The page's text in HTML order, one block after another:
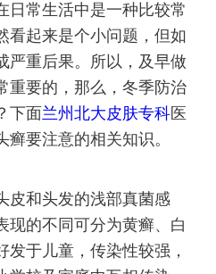
日常生活中是一种比较常
看起来是个小问题，但如
严重后果。所以，及早做
重要的，那么，冬季防治
下面兰州北大皮肤专科医
要注意的相关知识。
和头发的浅部真菌感
现的不同可分为黄癣、白
于儿童，传染性较强，